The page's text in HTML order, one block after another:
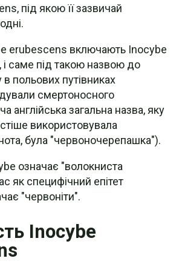
під якою її зазвичай
erubescens включають Inocybe
і саме під такою назвою до
польових путівниках
смертоносного
англійська загальна назва, яку
використовувала
була "червоночерепашка").
означає "волокниста
як специфічний епітет
"червоніти".
Inocybe